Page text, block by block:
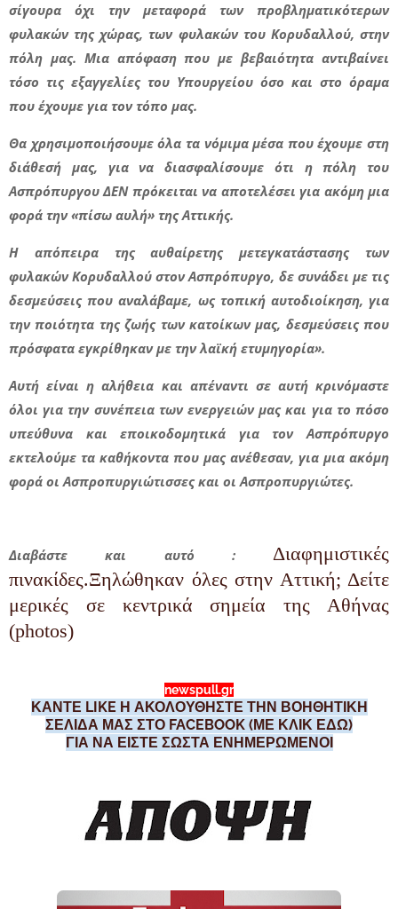
σίγουρα όχι την μεταφορά των προβληματικότερων
φυλακών της χώρας, των φυλακών του Κορυδαλλού, στην
πόλη μας. Μια απόφαση που με βεβαιότητα αντιβαίνει
τόσο τις εξαγγελίες του Υπουργείου όσο και στο όραμα
που έχουμε για τον τόπο μας.
Θα χρησιμοποιήσουμε όλα τα νόμιμα μέσα που έχουμε στη
διάθεσή μας, για να διασφαλίσουμε ότι η πόλη του
Ασπρόπυργου ΔΕΝ πρόκειται να αποτελέσει για ακόμη μια
φορά την «πίσω αυλή» της Αττικής.
Η απόπειρα της αυθαίρετης μετεγκατάστασης των
φυλακών Κορυδαλλού στον Ασπρόπυργο, δε συνάδει με τις
δεσμεύσεις που αναλάβαμε, ως τοπική αυτοδιοίκηση, για
την ποιότητα της ζωής των κατοίκων μας, δεσμεύσεις που
πρόσφατα εγκρίθηκαν με την λαϊκή ετυμηγορία».
Αυτή είναι η αλήθεια και απέναντι σε αυτή κρινόμαστε
όλοι για την συνέπεια των ενεργειών μας και για το πόσο
υπεύθυνα και εποικοδομητικά για τον Ασπρόπυργο
εκτελούμε τα καθήκοντα που μας ανέθεσαν, για μια ακόμη
φορά οι Ασπροπυργιώτισσες και οι Ασπροπυργιώτες.
Διαβάστε και αυτό : Διαφημιστικές
πινακίδες.Ξηλώθηκαν όλες στην Αττική; Δείτε
μερικές σε κεντρικά σημεία της Αθήνας
(photos)
newspull.gr
ΚΑΝΤΕ LIKE Η ΑΚΟΛΟΥΘΗΣΤΕ ΤΗΝ ΒΟΗΘΗΤΙΚΗ
ΣΕΛΙΔΑ ΜΑΣ ΣΤΟ FACEBOOK (ΜΕ ΚΛΙΚ ΕΔΩ)
ΓΙΑ ΝΑ ΕΙΣΤΕ ΣΩΣΤΑ ΕΝΗΜΕΡΩΜΕΝΟΙ